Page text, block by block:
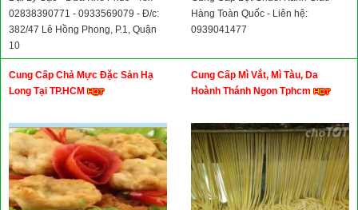
02838390771 - 0933569079 - Đ/c:
382/47 Lê Hồng Phong, P.1, Quận
10
Hàng Toàn Quốc - Liên hệ:
0939041477
Cung Cấp Chả Mực Đặc Sản Hạ
Long Tại TP.HCM
Cung Cấp Mì Vắt, Mì Tàu, Da
Hoành Thánh Ngon Tphcm